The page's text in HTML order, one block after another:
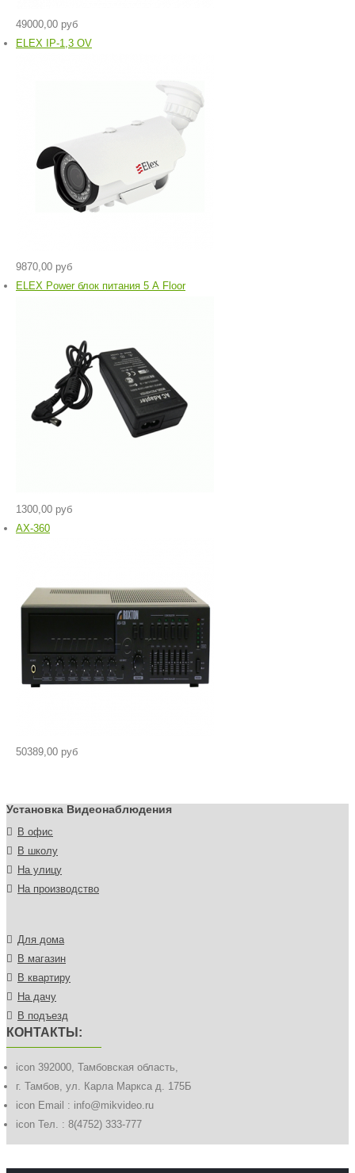
49000,00 руб
ELEX IP-1,3 OV
9870,00 руб
ELEX Power блок питания 5 А Floor
1300,00 руб
AX-360
50389,00 руб
Установка Видеонаблюдения
В офис
В школу
На улицу
На производство
Для дома
В магазин
В квартиру
На дачу
В подъезд
КОНТАКТЫ:
icon 392000, Тамбовская область,
г. Тамбов, ул. Карла Маркса д. 175Б
icon Email : info@mikvideo.ru
icon Тел. : 8(4752) 333-777